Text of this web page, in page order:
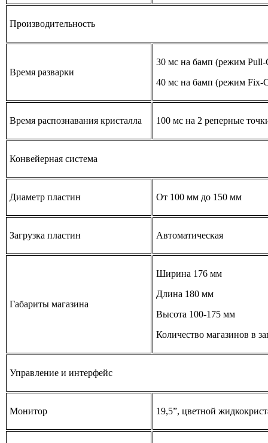
Производительность
Время разварки
30 мс на бамп (режим Pull-
40 мс на бамп (режим Fix-
Время распознавания кристалла 100 мс на 2 реперные
Конвейерная система
Диаметр пластин От 100 мм до 150 мм
Загрузка пластин Автоматическая
Габариты магазина
Ширина 176 мм
Длина 180 мм
Высота 100-175 мм
Количество магазинов в
Управление и интерфейс
Монитор 19,5”, цветной